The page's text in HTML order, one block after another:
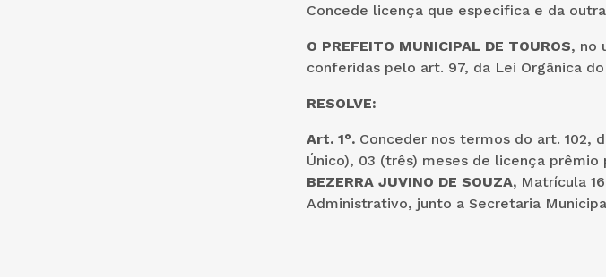
Concede licença que especifica e da
O PREFEITO MUNICIPAL DE TOUROS, no
conferidas pelo art. 97, da Lei Orgânica
RESOLVE:
Art. 1°.Conceder nos termos do art. 102,
Único), 03 (três) meses de licença prêmio
BEZERRA JUVINO DE SOUZA, Matrícula
Administrativo, junto a